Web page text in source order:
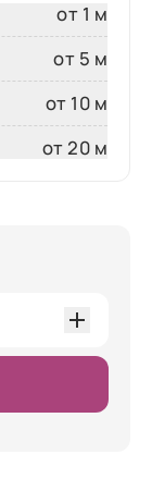
от 1 м
от 5 м
от 10 м
от 20 м